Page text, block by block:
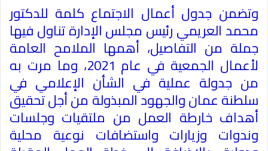
وتضمن جدول أعمال الاجتماع كلمة للدكتور
محمد العريمي رئيس مجلس الإدارة تناول فيها
جملة من التفاصيل، أهمها الملامح العامة
لأعمال الجمعية في عام 2021، وما مرت به
من جدولة عملية في الشأن الإعلامي في
سلطنة عمان والجهود المبذولة من أجل تحقيق
أهداف خارطة العمل من ملتقيات وجلسات
وندوات وزيارات واستضافات نوعية محلية